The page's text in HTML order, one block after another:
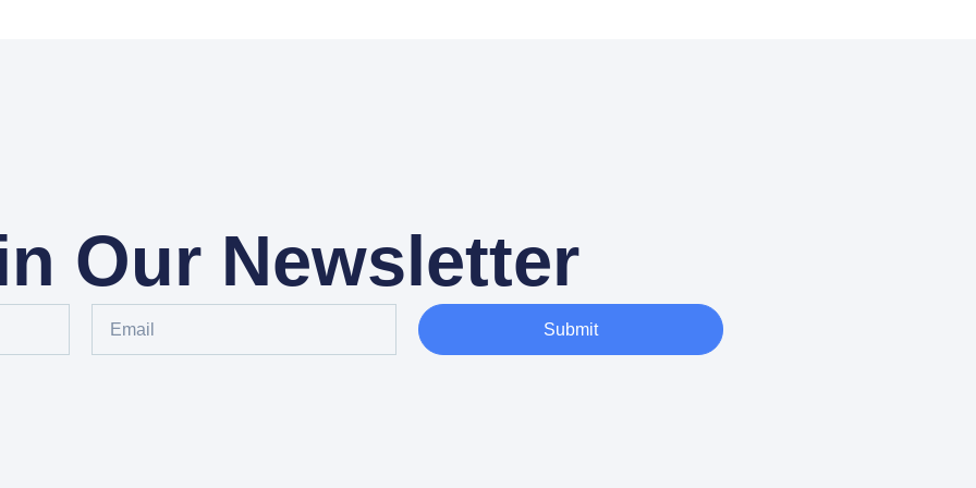
Our Newsletter
Submit